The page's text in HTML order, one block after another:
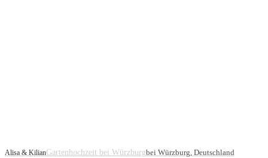
Alisa & KilianGartenhochzeit bei Würzburgbei Würzburg, Deutschland